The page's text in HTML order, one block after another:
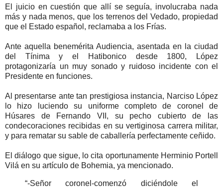
El juicio en cuestión que allí se seguía, involucraba nada
más y nada menos, que los terrenos del Vedado, propiedad
que el Estado español, reclamaba a los Frías.
Ante aquella benemérita Audiencia, asentada en la ciudad
del Tínima y el Hatibonico desde 1800, López
protagonizaría un muy sonado y ruidoso incidente con el
Presidente en funciones.
Al presentarse ante tan prestigiosa instancia, Narciso López
lo hizo luciendo su uniforme completo de coronel de
Húsares de Fernando VII, su pecho cubierto de las
condecoraciones recibidas en su vertiginosa carrera militar,
y para rematar su sable de caballería perfectamente ceñido.
El diálogo que sigue, lo cita oportunamente Herminio Portell
Vilá en su artículo de Bohemia, ya mencionado.
“-Señor coronel-comenzó diciéndole el